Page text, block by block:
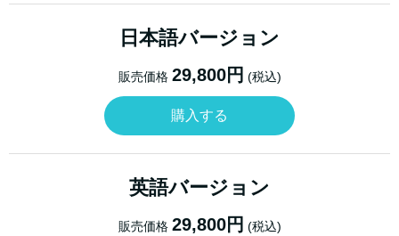
日本語バージョン
販売価格 29,800円 (税込)
購入する
英語バージョン
販売価格 29,800円 (税込)